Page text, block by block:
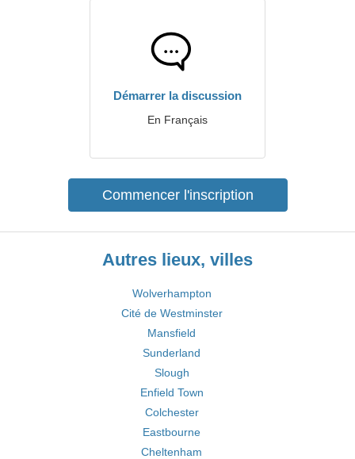
Démarrer la discussion
En Français
Commencer l'inscription
Autres lieux, villes
Wolverhampton
Cité de Westminster
Mansfield
Sunderland
Slough
Enfield Town
Colchester
Eastbourne
Cheltenham